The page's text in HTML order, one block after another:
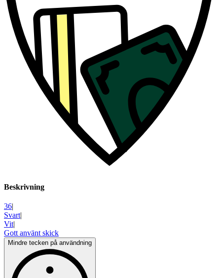
Beskrivning
36|
Svart|
Vit|
Gott använt skick
Mindre tecken på användning